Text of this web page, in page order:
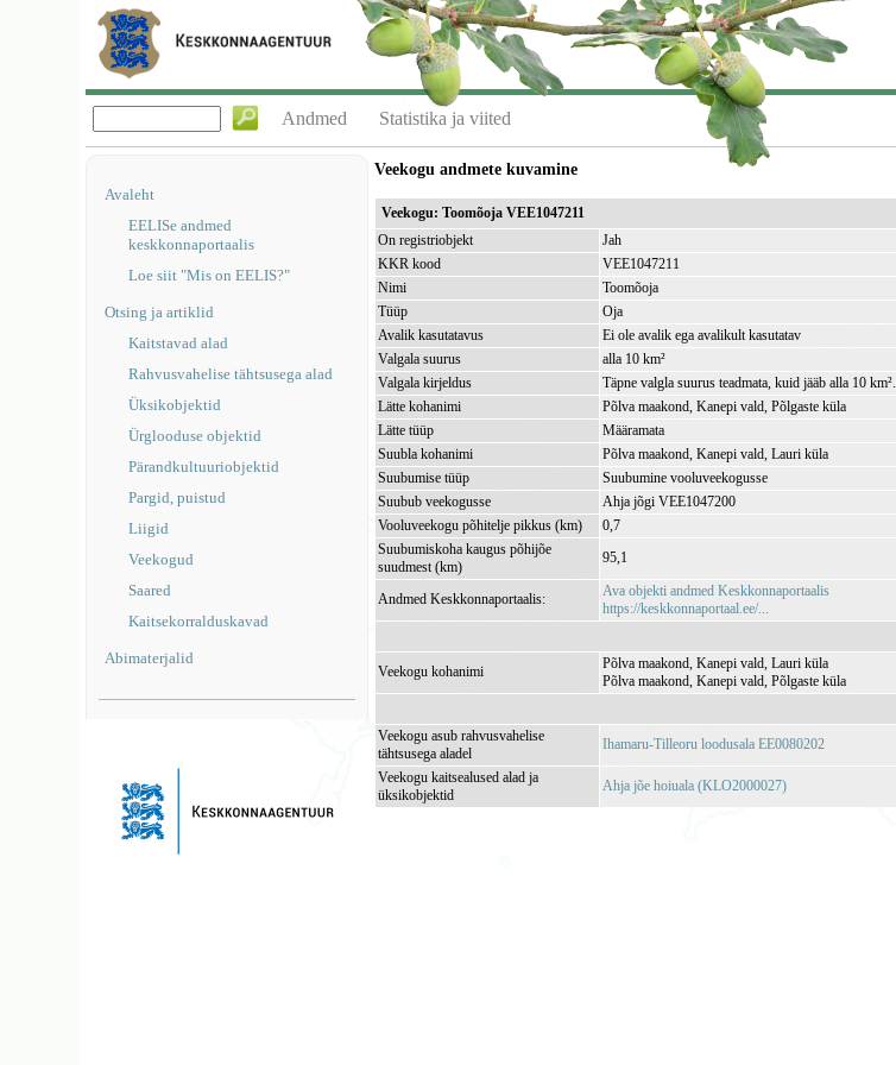
Andmed Statistika ja viited
Avaleht
EELISe andmed
keskkonnaportaalis
Loe siit "Mis on EELIS?"
Otsing ja artiklid
Kaitstavad alad
Rahvusvahelise tähtsusega alad
Üksikobjektid
Ürglooduse objektid
Pärandkultuuriobjektid
Pargid, puistud
Liigid
Veekogud
Saared
Kaitsekorralduskavad
Abimaterjalid
Veekogu andmete kuvamine
Veekogu: Toomõoja VEE1047211
On registriobjekt
Jah
KKR kood
VEE1047211
Nimi
Toomõoja
Tüüp
Oja
Avalik kasutatavus
Ei ole avalik ega avalikult kasutatav
Valgala suurus
alla 10 km²
Valgala kirjeldus
Täpne valgla suurus teadmata, kuid jääb alla 10 km².
Lätte kohanimi
Põlva maakond, Kanepi vald, Põlgaste küla
Lätte tüüp
Määramata
Suubla kohanimi
Põlva maakond, Kanepi vald, Lauri küla
Suubumise tüüp
Suubumine vooluveekogusse
Suubub veekogusse
Ahja jõgi VEE1047200
Vooluveekogu põhitelje pikkus (km)
0,7
Suubumiskoha kaugus põhijõe
suudmest (km)
95,1
Andmed Keskkonnaportaalis:
Ava objekti andmed Keskkonnaportaalis
https://keskkonnaportaal.ee/...
Veekogu kohanimi
Põlva maakond, Kanepi vald, Lauri küla
Põlva maakond, Kanepi vald, Põlgaste küla
Veekogu asub rahvusvahelise
tähtsusega aladel
Ihamaru-Tilleoru loodusala EE0080202
Veekogu kaitsealused alad ja
üksikobjektid
Ahja jõe hoiuala (KLO2000027)